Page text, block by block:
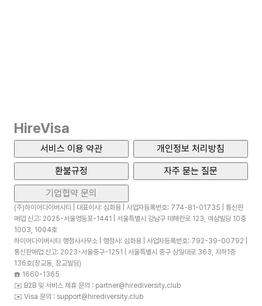
HireVisa
서비스 이용 약관
개인정보 처리방침
환불규정
자주 묻는 질문
기업협약 문의
(주)하이어다이버시티 | 대표이사: 심화용 | 사업자등록번호: 774-81-01735 | 통신판
매업 신고: 2025-서울영등포-1441 | 서울특별시 강남구 테헤란로 123, 여삼빌딩 10층
1003, 1004호
하이어다이버시티 행정사사무소 | 행정사: 심화용 | 사업자등록번호: 792-39-00792 |
통신판매업 신고: 2023-서울중구-1251 | 서울특별시 중구 삼일대로 363, 지하1층
136호(장교동, 장교빌딩)
☎️ 1660-1365
✉️ B2B 및 서비스 제휴 문의 : partner@hirediversity.club
✉️ Visa 문의 : support@hirediversity.club